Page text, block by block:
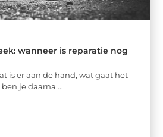
wanneer is reparatie nog
is er aan de hand, wat gaat het
je daarna ...